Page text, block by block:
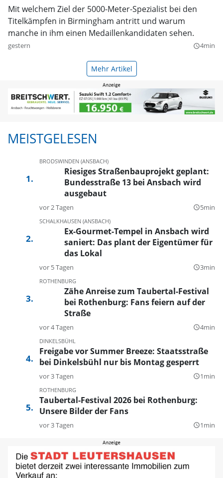
Mit welchem Ziel der 5000-Meter-Spezialist bei den
Titelkämpfen in Birmingham antritt und warum
manche in ihm einen Medaillenkandidaten sehen.
gestern query_builder4min
Mehr Artikel
MEISTGELESEN
BRODSWINDEN (ANSBACH)
Riesiges Straßenbauprojekt geplant:
Bundesstraße 13 bei Ansbach wird
ausgebaut
vor 2 Tagen query_builder5min
SCHALKHAUSEN (ANSBACH)
Ex-Gourmet-Tempel in Ansbach wird
saniert: Das plant der Eigentümer für
das Lokal
vor 5 Tagen query_builder3min
ROTHENBURG
Zähe Anreise zum Taubertal-Festival
bei Rothenburg: Fans feiern auf der
Straße
vor 4 Tagen query_builder4min
DINKELSBÜHL
Freigabe vor Summer Breeze: Staatsstraße
bei Dinkelsbühl nur bis Montag gesperrt
vor 3 Tagen query_builder1min
ROTHENBURG
Taubertal-Festival 2026 bei Rothenburg:
Unsere Bilder der Fans
vor 3 Tagen query_builder1min